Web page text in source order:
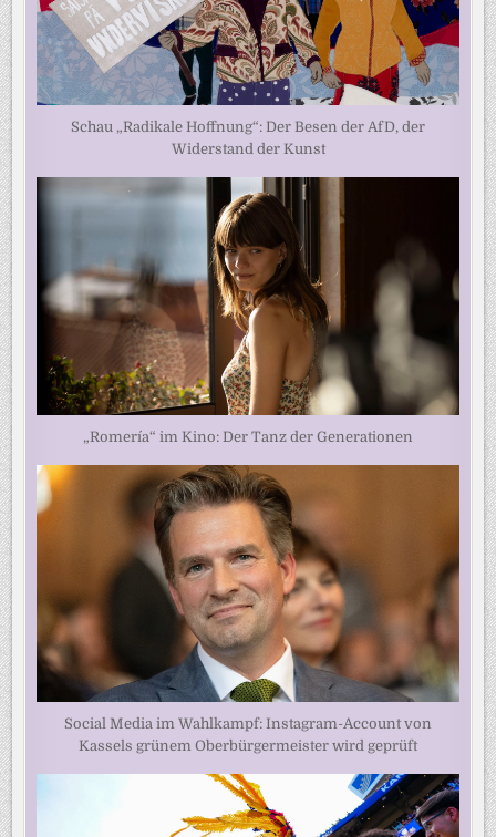
Schau „Radikale Hoffnung“: Der Besen der AfD, der
Widerstand der Kunst
„Romería“ im Kino: Der Tanz der Generationen
Social Media im Wahlkampf: Instagram-Account von
Kassels grünem Oberbürgermeister wird geprüft